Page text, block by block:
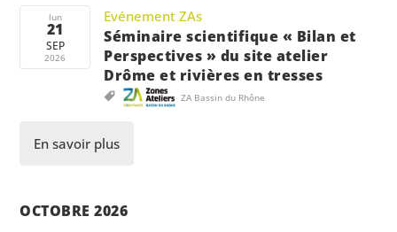
lun
21
SEP
2026
Evénement ZAs
Séminaire scientifique « Bilan et
Perspectives » du site atelier
Drôme et rivières en tresses
ZA Bassin du Rhône
En savoir plus
OCTOBRE 2026